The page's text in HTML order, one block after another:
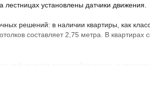
установлены датчики движения.
решений: в наличии квартиры, как
составляет 2,75 метра. В квартирах
Придомовая территория
ландшафтный дизайн. Во
видов спорта, зоны отдыха с